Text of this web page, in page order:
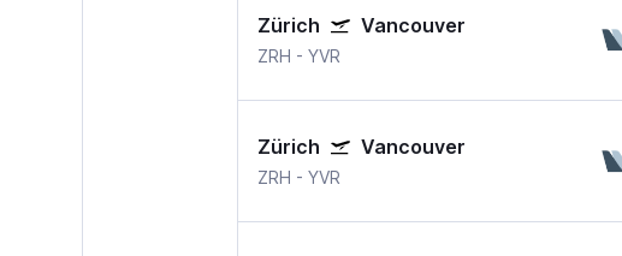
Zürich Vancouver
ZRH - YVR
Zürich Vancouver
ZRH - YVR